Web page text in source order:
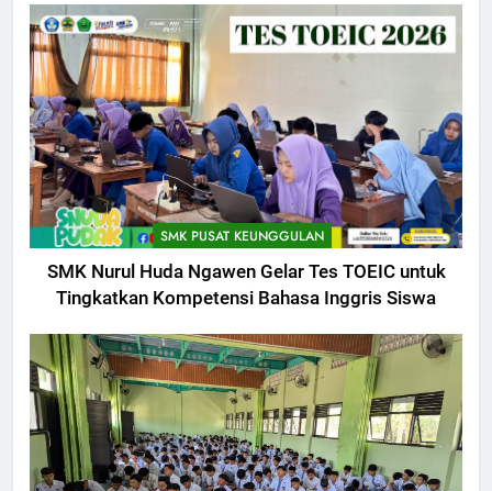
SMK PUSAT KEUNGGULAN
SMK Nurul Huda Ngawen Gelar Tes TOEIC untuk
Tingkatkan Kompetensi Bahasa Inggris Siswa